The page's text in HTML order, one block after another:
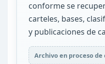
conforme se
carteles, bases,
y publicaciones de
Archivo en proceso